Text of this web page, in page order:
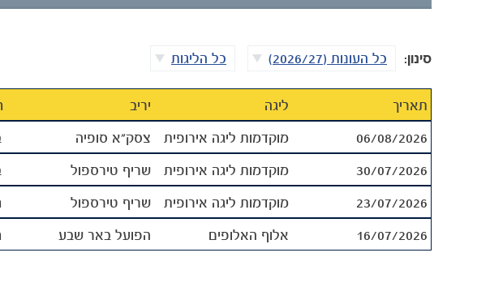
סינון: כל העונות (2026/27) כל הליגות
תאריך ליגה יריב
06/08/2026
מוקדמות ליגה אירופית צסק"א סופיה
30/07/2026
מוקדמות ליגה אירופית שריף טירספול
23/07/2026
מוקדמות ליגה אירופית שריף טירספול
16/07/2026
אלוף האלופים הפועל באר שבע